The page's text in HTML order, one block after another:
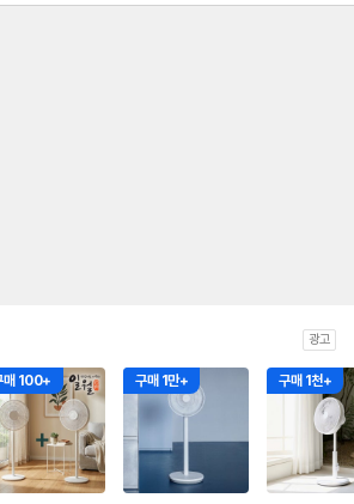
광고
매 100+ 구매 1만+ 구매 1천+